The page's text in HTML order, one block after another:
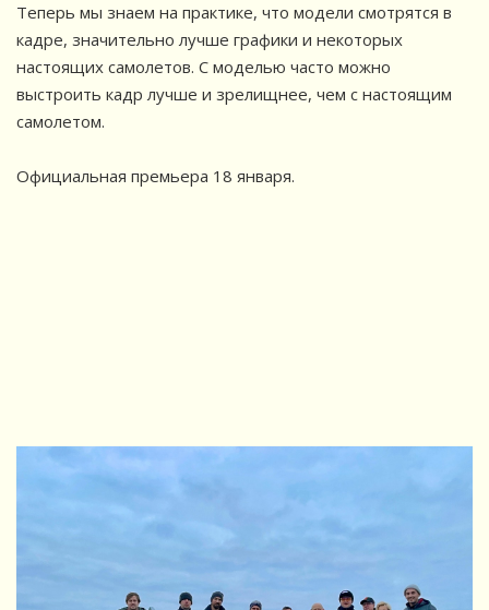
Теперь мы знаем на практике, что модели смотрятся в
кадре, значительно лучше графики и некоторых
настоящих самолетов. С моделью часто можно
выстроить кадр лучше и зрелищнее, чем с настоящим
самолетом.
Официальная премьера 18 января.